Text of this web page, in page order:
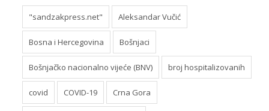
"sandzakpress.net" Aleksandar Vučić
Bosna i Hercegovina Bošnjaci
Bošnjačko nacionalno vijeće (BNV) broj hospitalizovanih
covid COVID-19 Crna Gora